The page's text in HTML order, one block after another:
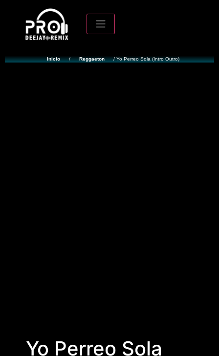
Inicio / Reggaeton / Yo Perreo Sola (Intro Outro)
Yo Perreo Sola